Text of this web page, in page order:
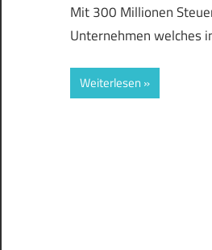
Mit 300 Millionen
Unternehmen welches
Weiterlesen